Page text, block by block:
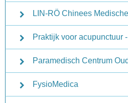
LIN-RÖ Chinees
Praktijk voor acupunctuur
Paramedisch Centrum
FysioMedica